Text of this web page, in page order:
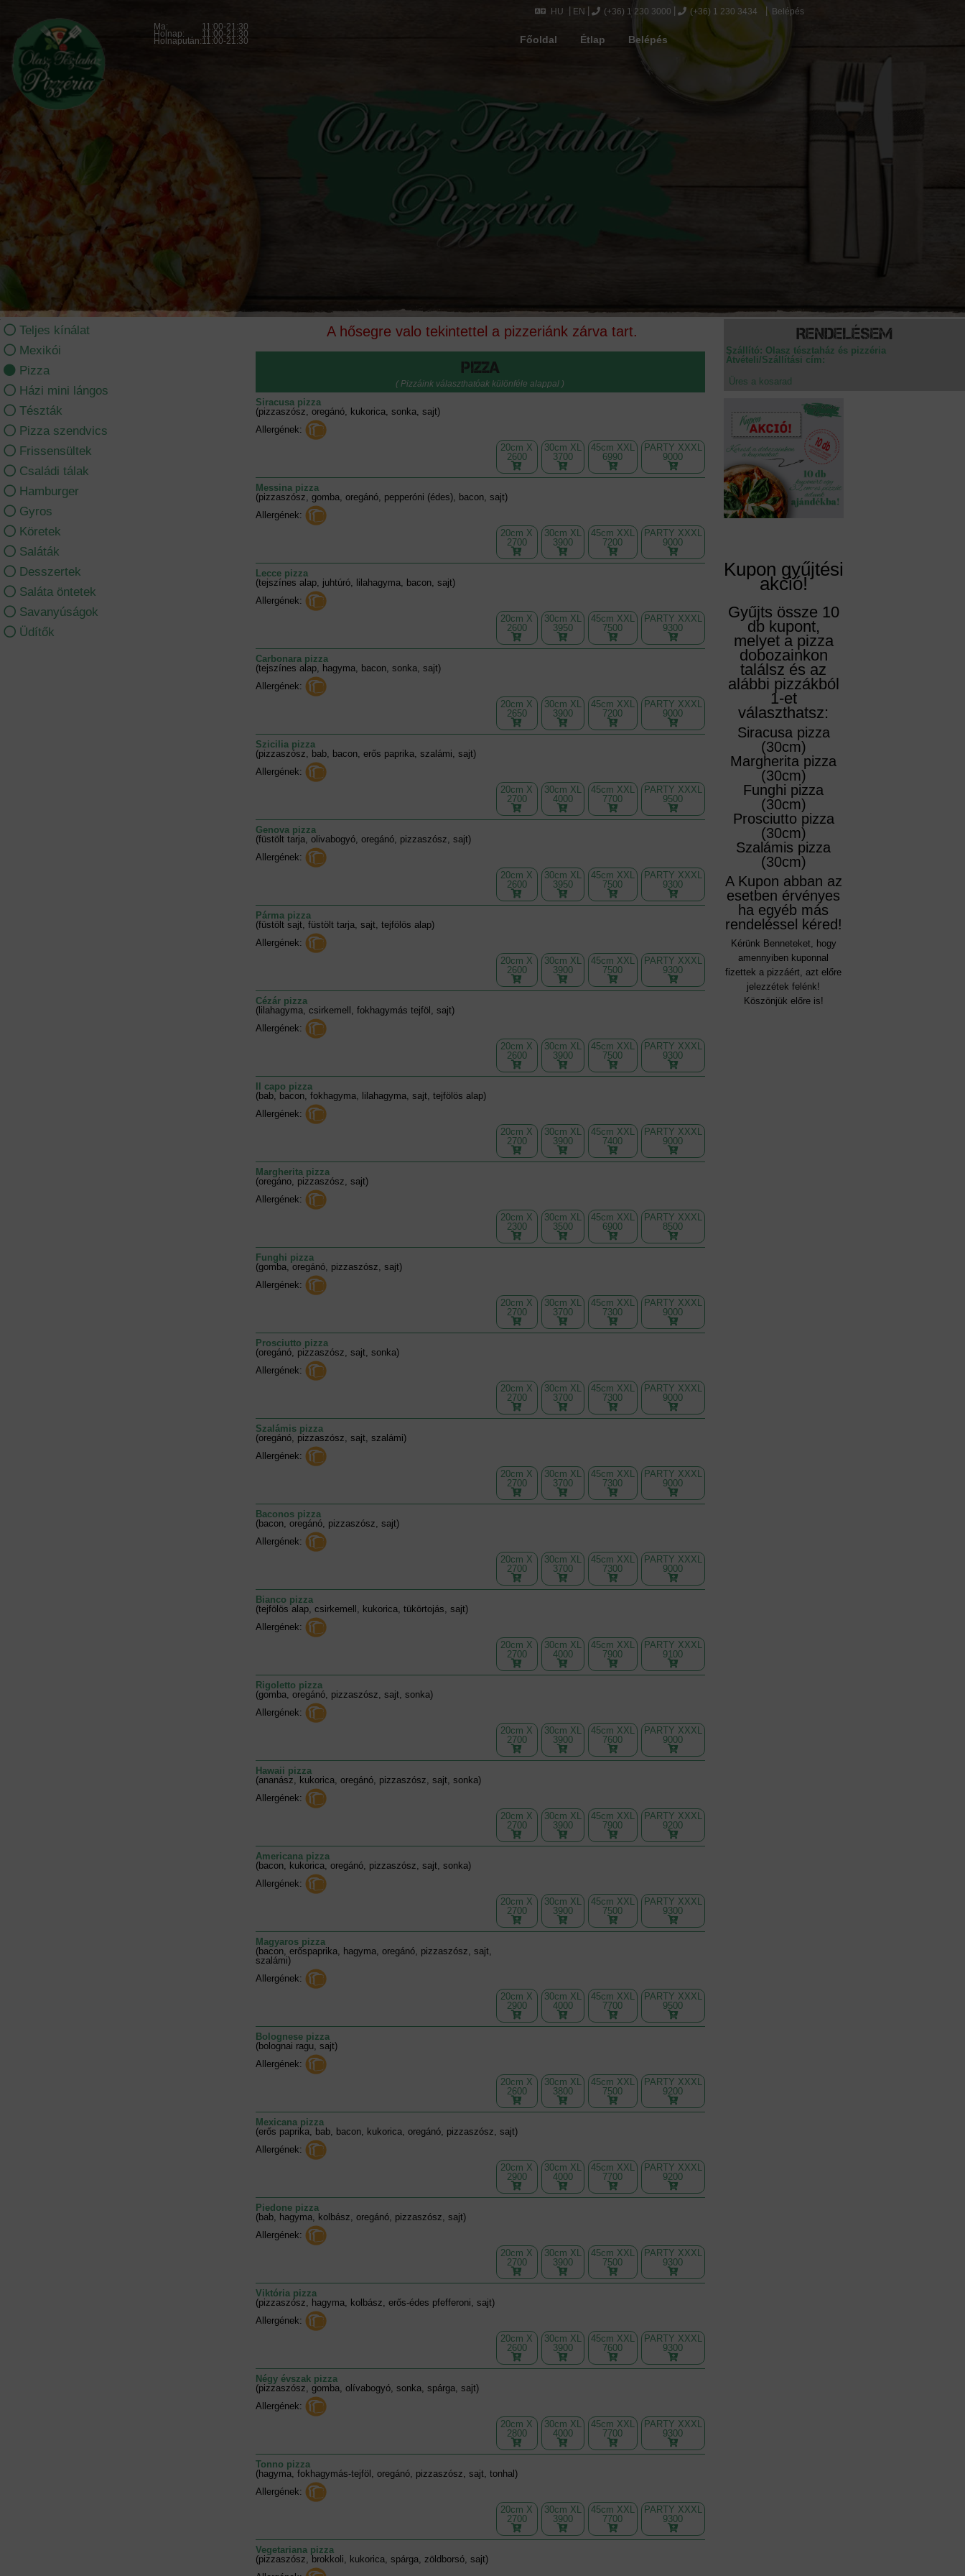
HU EN (+36) 1 230 3000 (+36) 1 230 3434
Belépés
Ma:
11:00-21:30
Holnap: 11:00-21:30
Holnapután:11:00-21:30 Főoldal Étlap Belépés
Teljes kínálat
Mexikói
Pizza
Házi mini lángos
Tészták
Pizza szendvics
Frissensültek
Családi tálak
Hamburger
Gyros
Köretek
Saláták
Desszertek
Saláta öntetek
Savanyúságok
Üdítők
A hősegre valo tekintettel a pizzeriánk zárva tart.
Pizza
( Pizzáink választhatóak különféle alappal )
Siracusa pizza
(pizzaszósz, oregánó, kukorica, sonka, sajt)
Allergének:
20cm X
2600
30cm XL
3700
45cm XXL
6990
PARTY XXXL
9000
Messina pizza
(pizzaszósz, gomba, oregánó, pepperóni (édes), bacon, sajt)
Allergének:
20cm X
2700
30cm XL
3900
45cm XXL
7200
PARTY XXXL
9000
Lecce pizza
(tejszínes alap, juhtúró, lilahagyma, bacon, sajt)
Allergének:
20cm X
2600
30cm XL
3950
45cm XXL
7500
PARTY XXXL
9300
Carbonara pizza
(tejszínes alap, hagyma, bacon, sonka, sajt)
Allergének:
20cm X
2650
30cm XL
3900
45cm XXL
7200
PARTY XXXL
9000
Szicilia pizza
(pizzaszósz, bab, bacon, erős paprika, szalámi, sajt)
Allergének:
20cm X
2700
30cm XL
4000
45cm XXL
7700
PARTY XXXL
9500
Genova pizza
(füstölt tarja, olivabogyó, oregánó, pizzaszósz, sajt)
Allergének:
20cm X
2600
30cm XL
3950
45cm XXL
7500
PARTY XXXL
9300
Párma pizza
(füstölt sajt, füstölt tarja, sajt, tejfölös alap)
Allergének:
20cm X
2600
30cm XL
3900
45cm XXL
7500
PARTY XXXL
9300
Cézár pizza
(lilahagyma, csirkemell, fokhagymás tejföl, sajt)
Allergének:
20cm X
2600
30cm XL
3900
45cm XXL
7500
PARTY XXXL
9300
Il capo pizza
(bab, bacon, fokhagyma, lilahagyma, sajt, tejfölös alap)
Allergének:
20cm X
2700
30cm XL
3900
45cm XXL
7400
PARTY XXXL
9000
Margherita pizza
(oregáno, pizzaszósz, sajt)
Allergének:
20cm X
2300
30cm XL
3500
45cm XXL
6900
PARTY XXXL
8500
Funghi pizza
(gomba, oregánó, pizzaszósz, sajt)
Allergének:
20cm X
2700
30cm XL
3700
45cm XXL
7300
PARTY XXXL
9000
Prosciutto pizza
(oregánó, pizzaszósz, sajt, sonka)
Allergének:
20cm X
2700
30cm XL
3700
45cm XXL
7300
PARTY XXXL
9000
Szalámis pizza
(oregánó, pizzaszósz, sajt, szalámi)
Allergének:
20cm X
2700
30cm XL
3700
45cm XXL
7300
PARTY XXXL
9000
Baconos pizza
(bacon, oregánó, pizzaszósz, sajt)
Allergének:
20cm X
2700
30cm XL
3700
45cm XXL
7300
PARTY XXXL
9000
Bianco pizza
(tejfölös alap, csirkemell, kukorica, tükörtojás, sajt)
Allergének:
20cm X
2700
30cm XL
4000
45cm XXL
7900
PARTY XXXL
9100
Rigoletto pizza
(gomba, oregánó, pizzaszósz, sajt, sonka)
Allergének:
20cm X
2700
30cm XL
3900
45cm XXL
7600
PARTY XXXL
9000
Hawaii pizza
(ananász, kukorica, oregánó, pizzaszósz, sajt, sonka)
Allergének:
20cm X
2700
30cm XL
3900
45cm XXL
7900
PARTY XXXL
9200
Americana pizza
(bacon, kukorica, oregánó, pizzaszósz, sajt, sonka)
Allergének:
20cm X
2700
30cm XL
3900
45cm XXL
7500
PARTY XXXL
9300
Magyaros pizza
(bacon, erőspaprika, hagyma, oregánó, pizzaszósz, sajt,
szalámi)
Allergének:
20cm X
2900
30cm XL
4000
45cm XXL
7700
PARTY XXXL
9500
Bolognese pizza
(bolognai ragu, sajt)
Allergének:
20cm X
2600
30cm XL
3800
45cm XXL
7500
PARTY XXXL
9200
Mexicana pizza
(erős paprika, bab, bacon, kukorica, oregánó, pizzaszósz, sajt)
Allergének:
20cm X
2900
30cm XL
4000
45cm XXL
7700
PARTY XXXL
9200
Piedone pizza
(bab, hagyma, kolbász, oregánó, pizzaszósz, sajt)
Allergének:
20cm X
2700
30cm XL
3900
45cm XXL
7500
PARTY XXXL
9300
Viktória pizza
(pizzaszósz, hagyma, kolbász, erős-édes pfefferoni, sajt)
Allergének:
20cm X
2600
30cm XL
3900
45cm XXL
7600
PARTY XXXL
9300
Négy évszak pizza
(pizzaszósz, gomba, olívabogyó, sonka, spárga, sajt)
Allergének:
20cm X
2800
30cm XL
4000
45cm XXL
7700
PARTY XXXL
9300
Tonno pizza
(hagyma, fokhagymás-tejföl, oregánó, pizzaszósz, sajt, tonhal)
Allergének:
20cm X
2700
30cm XL
3900
45cm XXL
7700
PARTY XXXL
9300
Vegetariana pizza
(pizzaszósz, brokkoli, kukorica, spárga, zöldborsó, sajt)
Rendelésem
Szállító: Olasz tésztaház és pizzéria
Átvételi/Szállítási cím:
Üres a kosarad
Kupon gyűjtési
akció!
Gyűjts össze 10
db kupont,
melyet a pizza
dobozainkon
találsz és az
alábbi pizzákból
1-et
választhatsz:
Siracusa pizza
(30cm)
Margherita pizza
(30cm)
Funghi pizza
(30cm)
Prosciutto pizza
(30cm)
Szalámis pizza
(30cm)
A Kupon abban az
esetben érvényes
ha egyéb más
rendeléssel kéred!
Kérünk Benneteket, hogy
amennyiben kuponnal
fizettek a pizzáért, azt előre
jelezzétek felénk!
Köszönjük előre is!